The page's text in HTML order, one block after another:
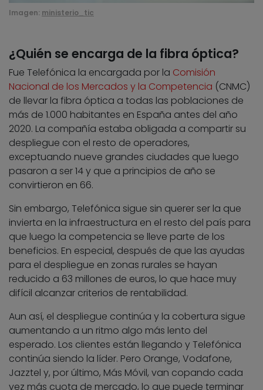
Imagen: ministerio_tic
¿Quién se encarga de la fibra óptica?
Fue Telefónica la encargada por la Comisión
Nacional de los Mercados y la Competencia (CNMC)
de llevar la fibra óptica a todas las poblaciones de
más de 1.000 habitantes en España antes del año
2020. La compañía estaba obligada a compartir su
despliegue con el resto de operadores,
exceptuando nueve grandes ciudades que luego
pasaron a ser 14 y que a principios de año se
convirtieron en 66.
Sin embargo, Telefónica sigue sin querer ser la que
invierta en la infraestructura en el resto del país para
que luego la competencia se lleve parte de los
beneficios. En especial, después de que las ayudas
para el despliegue en zonas rurales se hayan
reducido a 63 millones de euros, lo que hace muy
difícil alcanzar criterios de rentabilidad.
Aun así, el despliegue continúa y la cobertura sigue
aumentando a un ritmo algo más lento del
esperado. Los clientes están llegando y Telefónica
continúa siendo la líder. Pero Orange, Vodafone,
Jazztel y, por último, Más Móvil, van copando cada
vez más cuota de mercado, lo que puede terminar